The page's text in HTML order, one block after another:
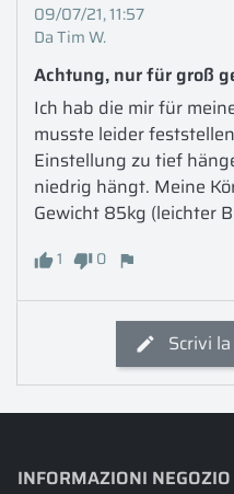
09/07/21, 11:57
Da Tim W.
Achtung, nur für groß
Ich hab die mir für
musste leider
Einstellung zu tief
niedrig hängt. Meine
Gewicht 85kg (leichter
1 0
Scrivi
INFORMAZIONI NEGOZIO